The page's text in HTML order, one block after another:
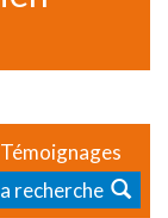
Témoignages
recherche